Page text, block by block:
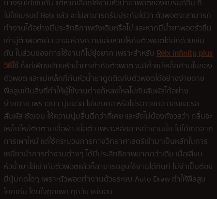
บางรุ่นได้เช่นกัน แต่หากเลือกใช้งานหัวน้ำยาพอตของแบรนด์อื่น ที่
ไม่ใช่แบรนด์ Relx แล้ว จะไม่สามารถรับประกันได้ว่า ตัวพอตจะสามารถ
ทำงานได้อย่างมีประสิทธิภาพดังเดิมหรือไม่ และหากมีน้ำยาพอตรั่วซึม
เข้าสู่ตัวพอตแล้ว อาจสร้างความเสียหายให้กับตัวพอตได้อีกด้วยเช่น
กัน ในส่วนของการใช้งานก็ไม่ยุ่งยาก เพราะสำหรับ Relx infinity plus
วิธีใช้ก็แค่เพียงเสียบหัวน้ำยาเข้ากับตัวพอต จะมีขั้วแม่เหล็กด้านในของ
ตัวพอต และแม่เหล็กที่ก้นหัวน้ำยาดูดติดกับตัวพอตได้อย่างง่ายดาย
ฟีลสูบเป็นสิ่งที่ทำให้ผู้ใช้งานต่างก็หลงใหลไปกับสัมผัสได้อย่าง
ง่ายดาย เพราะเบา นุ่มนวล ไม่แสบคอ หรือไม่ระคายคอ กลิ่นและรส
สัมผัส ชัดเจน ให้ความนุ่มลื่นดีกว่าที่เคย และยังไม่ต้องกังวลว่า กลิ่นจะ
เหม็นไหม้ติดตามเสื้อผ้า เนื้อตัว เพราะหลักการทำงานนั้น ไม่ได้เกิดจาก
การเผาไหม้ แต่ใช้กระบวนการทางวิทยาศาสตร์เข้ามาเป็นหลักในการ
เหนี่ยวนำการทำงานต่างๆ ได้มีประสิทธิภาพมากกว่าเดิม เมื่อเสียบ
หัวน้ำยาใส่เข้ากับตัวพอตแล้วก็สามารถสูบใช้งานได้ทันที ไม่จำเป็นต้อง
มีปุ่มกดใดๆ เพราะตัวพอตทำงานด้วยระบบ Auto Draw ทำให้ฟีลสูบ
โดดเด่น โดนใจทุกเพศ ทุกวัย แน่นอน